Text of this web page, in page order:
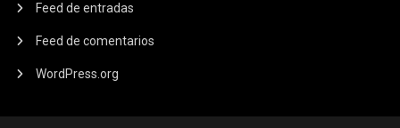
Feed de entradas
Feed de comentarios
WordPress.org